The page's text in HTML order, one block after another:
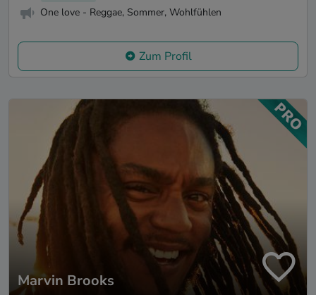
One love - Reggae, Sommer, Wohlfühlen
Zum Profil
Marvin Brooks